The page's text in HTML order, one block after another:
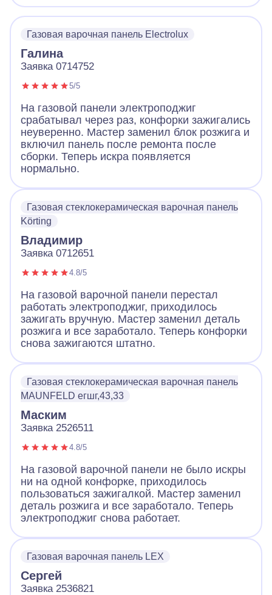
Газовая варочная панель Electrolux
Галина
Заявка 0714752
5/5
На газовой панели электроподжиг
срабатывал через раз, конфорки зажигались
неуверенно. Мастер заменил блок розжига и
включил панель после ремонта после
сборки. Теперь искра появляется
нормально.
Газовая стеклокерамическая варочная панель
Körting
Владимир
Заявка 0712651
4.8/5
На газовой варочной панели перестал
работать электроподжиг, приходилось
зажигать вручную. Мастер заменил деталь
розжига и все заработало. Теперь конфорки
снова зажигаются штатно.
Газовая стеклокерамическая варочная панель
MAUNFELD егшг,43,33
Маским
Заявка 2526511
4.8/5
На газовой варочной панели не было искры
ни на одной конфорке, приходилось
пользоваться зажигалкой. Мастер заменил
деталь розжига и все заработало. Теперь
электроподжиг снова работает.
Газовая варочная панель LEX
Сергей
Заявка 2536821